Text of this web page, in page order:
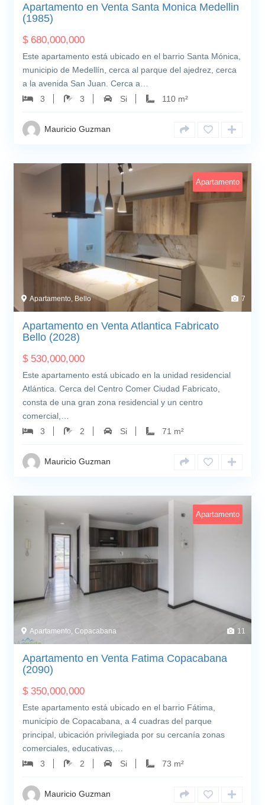
Apartamento en Venta Santa Monica Medellin
(1985)
$ 680,000,000
Este apartamento está ubicado en el barrio Santa Mónica,
municipio de Medellín, cerca al parque del ajedrez, cerca
a la avenida San Juan. Cerca a…
3
3 Si 110 m²
Mauricio Guzman
Apartamento
Apartamento, Bello 7
Apartamento en Venta Atlantica Fabricato
Bello (2028)
$ 530,000,000
Este apartamento está ubicado en la unidad residencial
Atlántica. Cerca del Centro Comer Ciudad Fabricato,
consta de una gran zona residencial y un centro
comercial,…
3
2 Si 71 m²
Mauricio Guzman
Apartamento
Apartamento, Copacabana 11
Apartamento en Venta Fatima Copacabana
(2090)
$ 350,000,000
Este apartamento está ubicado en el barrio Fátima,
municipio de Copacabana, a 4 cuadras del parque
principal, ubicación privilegiada por su cercanía zonas
comerciales, educativas,…
3
2 Si 73 m²
Mauricio Guzman